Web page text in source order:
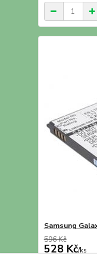
Samsung
596 Kč
528 Kč/ks